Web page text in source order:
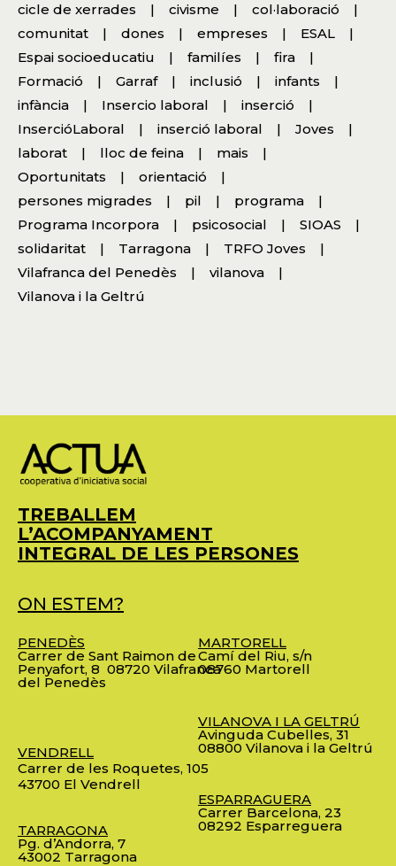
cicle de xerrades
civisme
col·laboració
comunitat
dones empreses
ESAL
Espai socioeducatiu
familíes
fira
Formació
Garraf inclusió
infants
infància
Insercio laboral
inserció
InsercióLaboral
inserció laboral
Joves
laborat
lloc de feina
mais
Oportunitats
orientació
persones migrades
pil
programa
Programa Incorpora
psicosocial
SIOAS
solidaritat
Tarragona
TRFO Joves
Vilafranca del Penedès
vilanova
Vilanova i la Geltrú
TREBALLEM
L’ACOMPANYAMENT
INTEGRAL DE LES PERSONES
ON ESTEM?
PENEDÈS
Carrer de Sant Raimon de
Penyafort, 8 08720 Vilafranca
del Penedès
VENDRELL
Carrer de les Roquetes, 105
43700 El Vendrell
TARRAGONA
Pg. d’Andorra, 7
43002 Tarragona
MARTORELL
Camí del Riu, s/n
08760 Martorell
VILANOVA I LA GELTRÚ
Avinguda Cubelles, 31
08800 Vilanova i la Geltrú
ESPARRAGUERA
Carrer Barcelona, 23
08292 Esparreguera